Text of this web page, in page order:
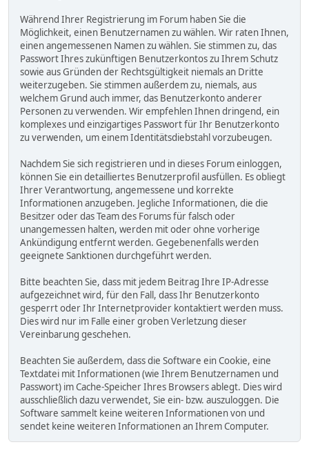
Während Ihrer Registrierung im Forum haben Sie die
Möglichkeit, einen Benutzernamen zu wählen. Wir raten Ihnen,
einen angemessenen Namen zu wählen. Sie stimmen zu, das
Passwort Ihres zukünftigen Benutzerkontos zu Ihrem Schutz
sowie aus Gründen der Rechtsgültigkeit niemals an Dritte
weiterzugeben. Sie stimmen außerdem zu, niemals, aus
welchem Grund auch immer, das Benutzerkonto anderer
Personen zu verwenden. Wir empfehlen Ihnen dringend, ein
komplexes und einzigartiges Passwort für Ihr Benutzerkonto
zu verwenden, um einem Identitätsdiebstahl vorzubeugen.
Nachdem Sie sich registrieren und in dieses Forum einloggen,
können Sie ein detailliertes Benutzerprofil ausfüllen. Es obliegt
Ihrer Verantwortung, angemessene und korrekte
Informationen anzugeben. Jegliche Informationen, die die
Besitzer oder das Team des Forums für falsch oder
unangemessen halten, werden mit oder ohne vorherige
Ankündigung entfernt werden. Gegebenenfalls werden
geeignete Sanktionen durchgeführt werden.
Bitte beachten Sie, dass mit jedem Beitrag Ihre IP-Adresse
aufgezeichnet wird, für den Fall, dass Ihr Benutzerkonto
gesperrt oder Ihr Internetprovider kontaktiert werden muss.
Dies wird nur im Falle einer groben Verletzung dieser
Vereinbarung geschehen.
Beachten Sie außerdem, dass die Software ein Cookie, eine
Textdatei mit Informationen (wie Ihrem Benutzernamen und
Passwort) im Cache-Speicher Ihres Browsers ablegt. Dies wird
ausschließlich dazu verwendet, Sie ein- bzw. auszuloggen. Die
Software sammelt keine weiteren Informationen von und
sendet keine weiteren Informationen an Ihrem Computer.